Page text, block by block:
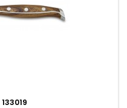
133019